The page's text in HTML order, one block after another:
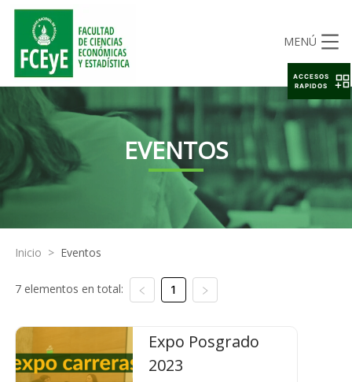
MENÚ
EVENTOS
Inicio > Eventos
7 elementos en total: 1
Expo Posgrado
2023
ACCESOS
RAPIDOS